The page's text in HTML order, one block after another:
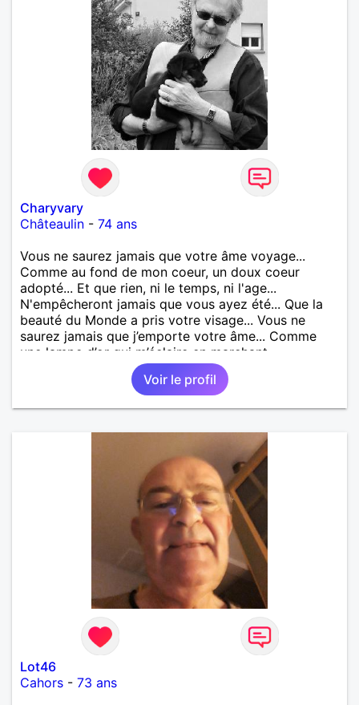
Charyvary
Châteaulin - 74 ans
Vous ne saurez jamais que votre âme voyage...
Comme au fond de mon coeur, un doux coeur
adopté... Et que rien, ni le temps, ni l'age...
N'empêcheront jamais que vous ayez été... Que la
beauté du Monde a pris votre visage... Vous ne
saurez jamais que j’emporte votre âme... Comme
une lampe d’or qui m’éclaire en marchant...
Voir le profil
Lot46
Cahors - 73 ans